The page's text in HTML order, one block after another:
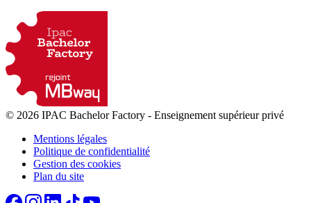
© 2026 IPAC Bachelor Factory - Enseignement supérieur privé
Mentions légales
Politique de confidentialité
Gestion des cookies
Plan du site